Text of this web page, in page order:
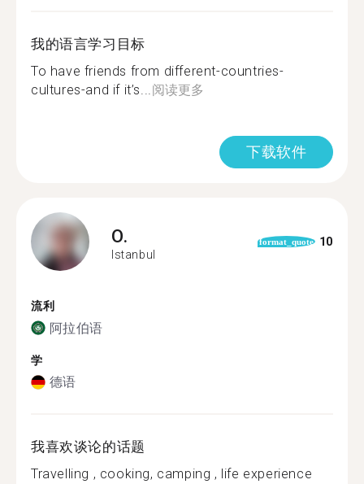
我的语言学习目标
To have friends from different-countries-
cultures-and if it’s...阅读更多
下载软件
O.
Istanbul
format_quote 10
流利
阿拉伯语
学
德语
我喜欢谈论的话题
Travelling , cooking, camping , life experience